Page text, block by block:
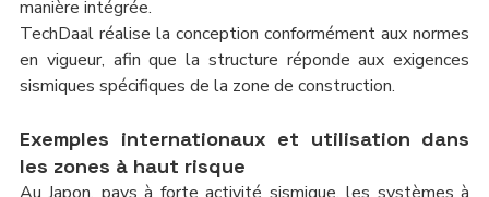
manière intégrée.
TechDaal réalise la conception conformément aux normes
en vigueur, afin que la structure réponde aux exigences
sismiques spécifiques de la zone de construction.
Exemples internationaux et utilisation dans
les zones à haut risque